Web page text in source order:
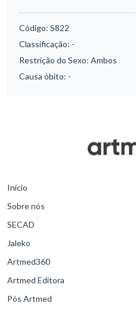
Código: S822
Classificação: -
Restrição do Sexo: Ambos
Causa óbito: -
Início
Sobre nós
SECAD
Jaleko
Artmed360
Artmed Editora
Pós Artmed